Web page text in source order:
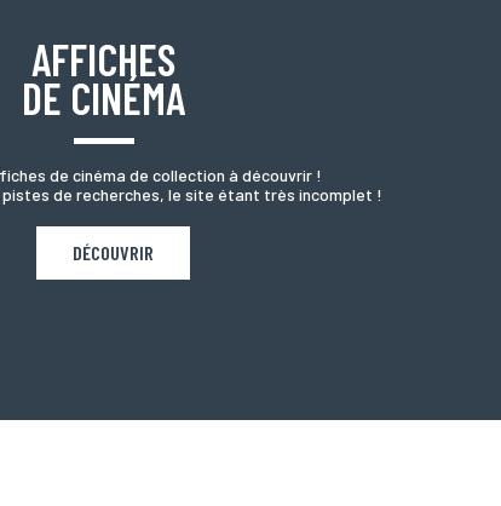
AFFICHES
DE CINÉMA
de cinéma de collection à découvrir !
de recherches, le site étant très incomplet !
DÉCOUVRIR